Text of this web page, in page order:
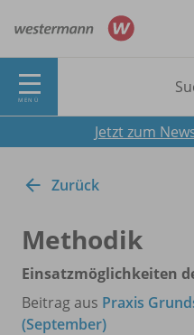
MENÜ
Jetzt zum
Zurück
Methodik
Einsatzmöglichkeiten
Beitrag aus Praxis
(September)